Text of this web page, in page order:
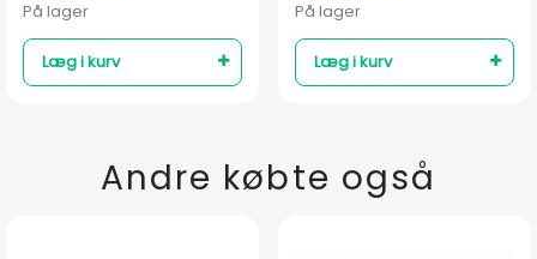
På lager
Læg i kurv
På lager
Læg i kurv
Andre købte også